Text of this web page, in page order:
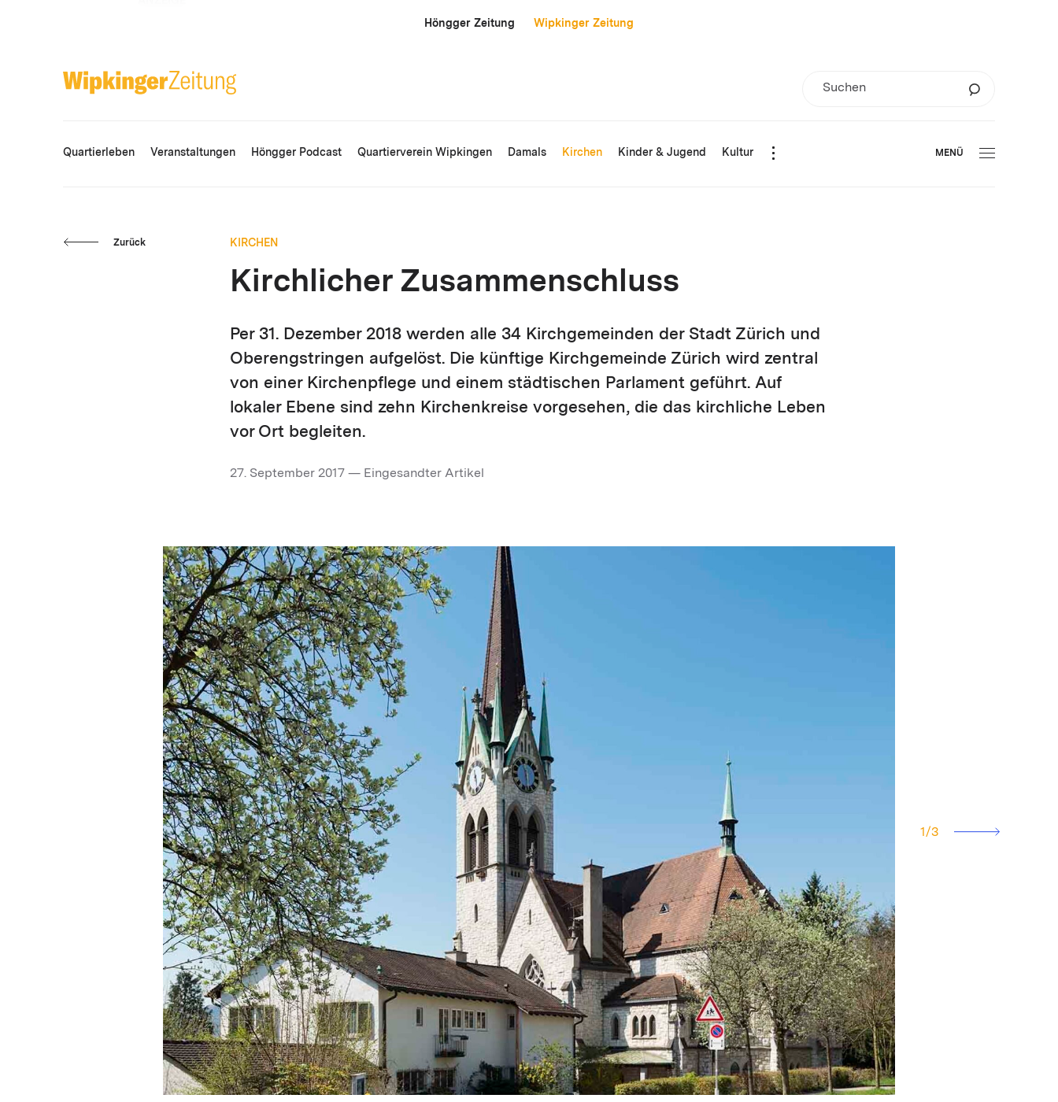
Höngger Zeitung Wipkinger Zeitung
Quartierleben Veranstaltungen Höngger Podcast Quartierverein Wipkingen Damals Kirchen Kinder & Jugend Kultur MENÜ
Zurück KIRCHEN
Kirchlicher Zusammenschluss
Per 31. Dezember 2018 werden alle 34 Kirchgemeinden der Stadt Zürich und
Oberengstringen aufgelöst. Die künftige Kirchgemeinde Zürich wird zentral
von einer Kirchenpflege und einem städtischen Parlament geführt. Auf
lokaler Ebene sind zehn Kirchenkreise vorgesehen, die das kirchliche Leben
vor Ort begleiten.
27. September 2017 — Eingesandter Artikel
1/3